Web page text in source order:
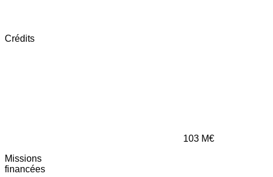
Crédits
103 M€
Missions
financées